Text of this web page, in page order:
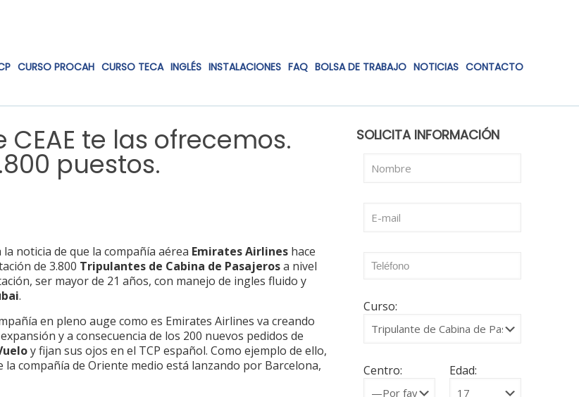
CURSO PROCAH CURSO TECA INGLÉS INSTALACIONES FAQ BOLSA DE TRABAJO NOTICIAS CONTACTO
te las ofrecemos.
puestos.
noticia de que la compañía aérea Emirates Airlines hace
de 3.800 Tripulantes de Cabina de Pasajerosa nivel
ser mayor de 21 años, con manejo de ingles fluido y
.
en pleno auge como es Emirates Airlines va creando
y a consecuencia de los 200 nuevos pedidos de
y fijan sus ojos en el TCP español. Como ejemplo de ello,
la compañía de Oriente medio está lanzando por Barcelona,
SOLICITA INFORMACIÓN
Curso:
Centro: Edad: